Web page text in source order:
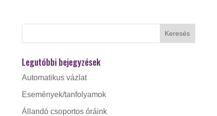
Legutóbbi bejegyzések
Automatikus vázlat
Események/tanfolyamok
Állandó csoportos óráink